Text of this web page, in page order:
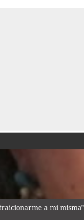
a mí misma"